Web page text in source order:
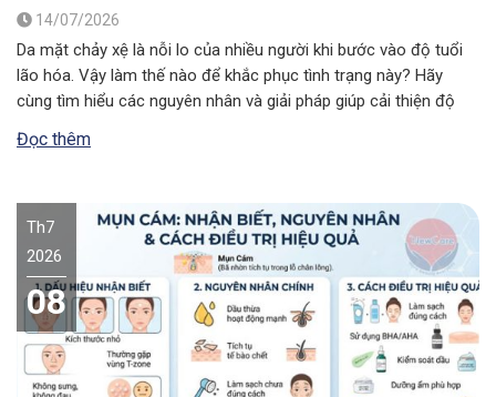
14/07/2026
Da mặt chảy xệ là nỗi lo của nhiều người khi bước vào độ tuổi
lão hóa. Vậy làm thế nào để khắc phục tình trạng này? Hãy
cùng tìm hiểu các nguyên nhân và giải pháp giúp cải thiện độ
Đọc thêm
Th7
2026
08